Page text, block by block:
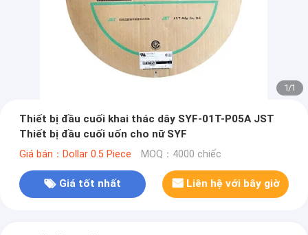
1/1
Thiết bị đầu cuối khai thác dây SYF-01T-P05A JST
Thiết bị đầu cuối uốn cho nữ SYF
Giá bán：Dollar 0.5 Piece MOQ：4000 chiếc
Giá tốt nhất Liên hệ với bây giờ